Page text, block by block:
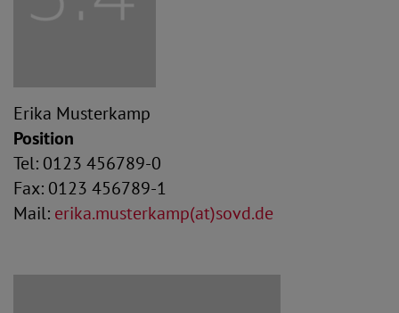
Erika Musterkamp
Position
Tel: 0123 456789-0
Fax: 0123 456789-1
Mail: erika.musterkamp(at)sovd.de